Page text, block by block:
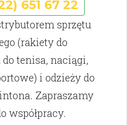
651 67 22
sprzętu
(rakiety do
tenisa, naciągi,
i odzieży do
Zapraszamy
współpracy.